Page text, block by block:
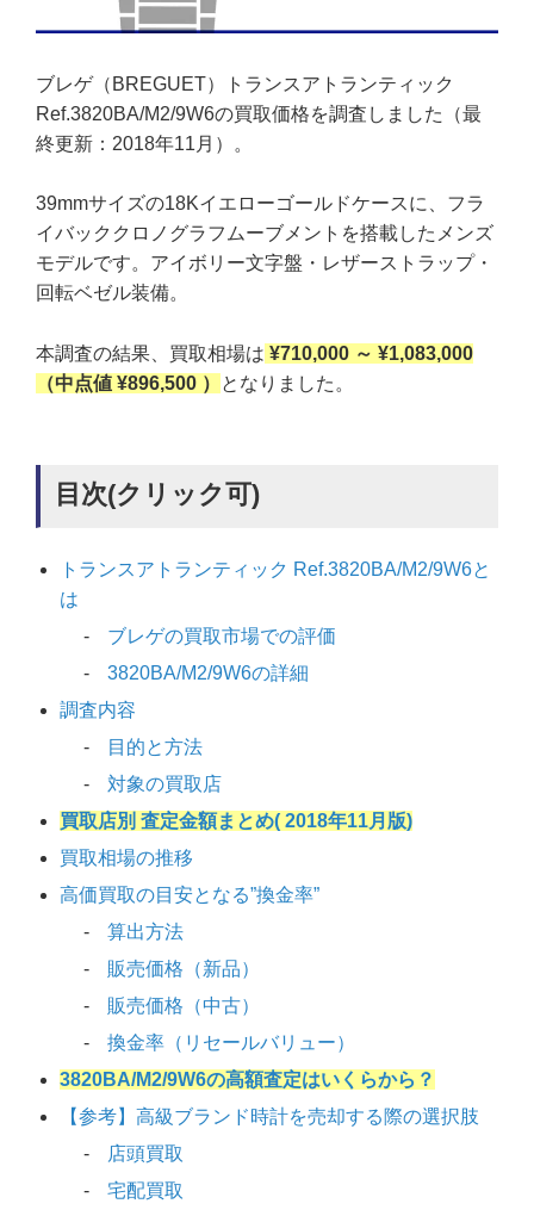
ブレゲ（BREGUET）トランスアトランティック
Ref.3820BA/M2/9W6の買取価格を調査しました（最
終更新：2018年11月）。
39mmサイズの18Kイエローゴールドケースに、フラ
イバッククロノグラフムーブメントを搭載したメンズ
モデルです。アイボリー文字盤・レザーストラップ・
回転ベゼル装備。
本調査の結果、買取相場は ¥710,000 ～ ¥1,083,000
（中点値 ¥896,500 ）
となりました。
目次(クリック可)
トランスアトランティック Ref.3820BA/M2/9W6と
は
ブレゲの買取市場での評価
3820BA/M2/9W6の詳細
調査内容
目的と方法
対象の買取店
買取店別 査定金額まとめ( 2018年11月版)
買取相場の推移
高価買取の目安となる”換金率”
算出方法
販売価格（新品）
販売価格（中古）
換金率（リセールバリュー）
3820BA/M2/9W6の高額査定はいくらから？
【参考】高級ブランド時計を売却する際の選択肢
店頭買取
宅配買取